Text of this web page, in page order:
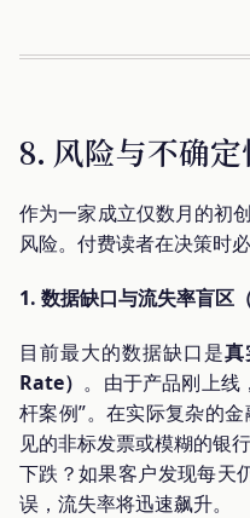
8. 风险与不确定
作为一家成立仅数月的初
风险。付费读者在决策时
1. 数据缺口与流失率盲区
目前最大的数据缺口是
Rate） 。由于产品刚上线
杆案例”。在实际复杂的
见的非标发票或模糊的银
下跌？如果客户发现每天
误，流失率将迅速飙升。